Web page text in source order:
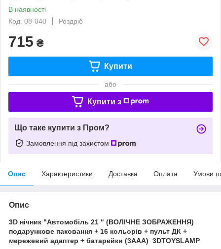
В наявності
Код: 08-040
Роздріб
715 ₴
Купити
або
Купити з
Що таке купити з Пром?
Замовлення під захистом
Опис Характеристики Доставка Оплата Умови
Опис
3D нічник "Автомобіль 21 " (ВОЛІЧНЕ ЗОБРАЖЕННЯ)
подарункове паковання + 16 кольорів + пульт ДК +
мережевий адаптер + батарейки (3ААА) 3DTOYSLAMP